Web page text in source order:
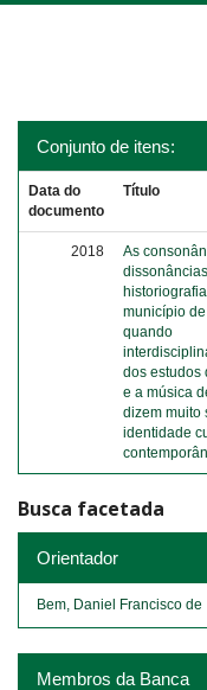
Conjunto de itens:
Data do
documento
Título
2018
As
município
quando
dos estudos
e a música
dizem muito
identidade
Busca facetada
Orientador
Bem, Daniel Francisco de
Membros da Banca